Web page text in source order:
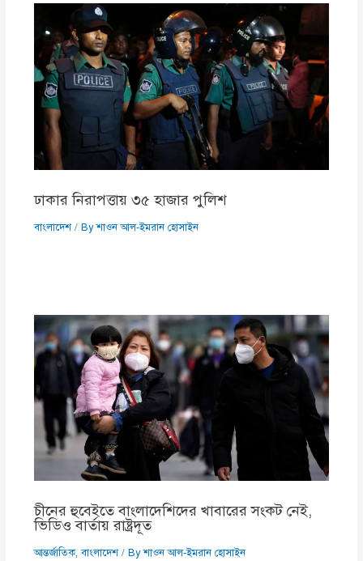
ঢাকার নিরাপত্তায় ৩৫ হাজার পুলিশ
বাংলাদেশ/ Byশাওন আল-ইমরান হোসাইন
চীনের হুবেইতে বাংলাদেশিদের খাবারের সংকট নেই,
ভিডিও বার্তায় রাষ্ট্রদূত
আন্তর্জাতিক,বাংলাদেশ/ Byশাওন আল-ইমরান হোসাইন